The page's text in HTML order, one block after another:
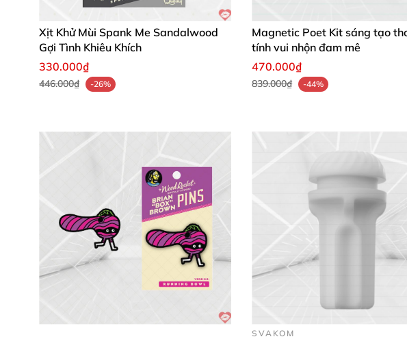
Chất liệu giấy mịn màng, màu sắc không phai – đáng đầu tư
💬 Nhận Xét Từ Khách Hàng Thực Tế – Chứng Minh
Lan Anh (Hà Nội)
: "Bộ sticky notes hình dương vật này làm
Minh Quân (TP.HCM)
: "Dán lên bàn văn phòng, đồng nghiệp
giảm stress văn phòng hiệu quả lắm!" 👍
Hương Giang (Đà Nẵng): "Yêu thiết kế dễ thương này, dùng ghi
thoải mái – siêu hài lòng!" ❤️
🔥 Mua Ngay Hôm Nay Để Thêm Vui Nhộn Vào
và cảm nhận sự khác biệt! 🛒
Xịt Khử Mùi Spank Me Sandalwood
Gợi Tình Khiêu Khích
330.000₫
446.000₫ -26%
Magnetic Poet Kit sáng tạo
tính vui nhộn đam mê
470.000₫
839.000₫ -44%
SVAKOM